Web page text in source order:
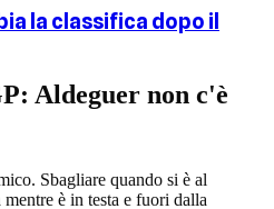
la classifica dopo il
Aldeguer non c'è
Sbagliare quando si è al
è in testa e fuori dalla